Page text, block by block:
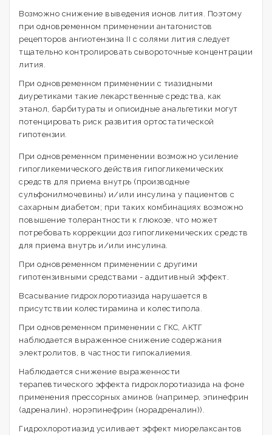
Возможно снижение выведения ионов лития. Поэтому
при одновременном применении антагонистов
рецепторов ангиотензина II с солями лития следует
тщательно контролировать сывороточные концентрации
лития.
При одновременном применении с тиазидными
диуретиками такие лекарственные средства, как
этанол, барбитураты и опиоидные анальгетики могут
потенцировать риск развития ортостатической
гипотензии.
При одновременном применении возможно усиление
гипогликемического действия гипогликемических
средств для приема внутрь (производные
сульфонилмочевины) и/или инсулина у пациентов с
сахарным диабетом; при таких комбинациях возможно
повышение толерантности к глюкозе, что может
потребовать коррекции доз гипогликемических средств
для приема внутрь и/или инсулина.
При одновременном применении с другими
гипотензивными средствами - аддитивный эффект.
Всасывание гидрохлоротиазида нарушается в
присутствии колестирамина и колестипола.
При одновременном применении с ГКС, АКТГ
наблюдается выраженное снижение содержания
электролитов, в частности гипокалиемия.
Наблюдается снижение выраженности
терапевтического эффекта гидрохлоротиазида на фоне
применения прессорных аминов (например, эпинефрин
(адреналин), норэпинефрин (норадреналин)).
Гидрохлоротиазид усиливает эффект миорелаксантов